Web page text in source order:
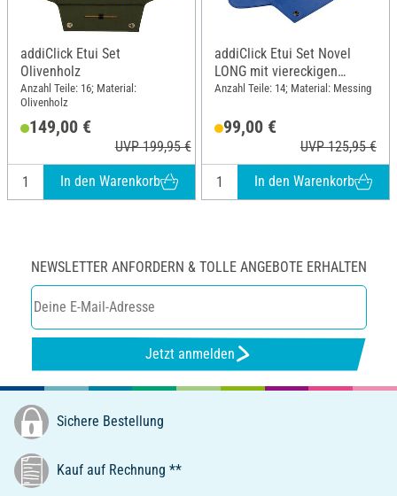
addiClick Etui Set
Olivenholz
Anzahl Teile: 16; Material:
Olivenholz
149,00 €
UVP 199,95 €
In den Warenkorb
addiClick Etui Set Novel
LONG mit viereckigen
Spitzen
Anzahl Teile: 14; Material: Messing
99,00 €
UVP 125,95 €
In den Warenkorb
NEWSLETTER ANFORDERN & TOLLE ANGEBOTE ERHALTEN
Jetzt anmelden
Sichere Bestellung
Kauf auf Rechnung **